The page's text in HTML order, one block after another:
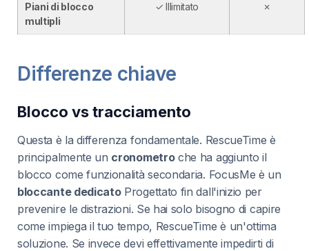
Piani di blocco
multipli
✓ Illimitato ✗
Differenze chiave
Blocco vs tracciamento
Questa è la differenza fondamentale. RescueTime è
principalmente un cronometroche ha aggiunto il
blocco come funzionalità secondaria. FocusMe è un
bloccante dedicatoProgettato fin dall'inizio per
prevenire le distrazioni. Se hai solo bisogno di capire
come impiega il tuo tempo, RescueTime è un'ottima
soluzione. Se invece devi effettivamente impedirti di